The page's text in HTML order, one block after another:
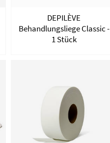
DEPILÈVE
Behandlungsliege Classic -
1 Stück